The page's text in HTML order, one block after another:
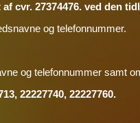
cvr. 27374476. ved den
og telefonnummer.
og telefonnummer samt
22227740, 22227760.